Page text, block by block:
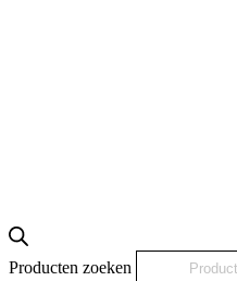
Producten zoeken